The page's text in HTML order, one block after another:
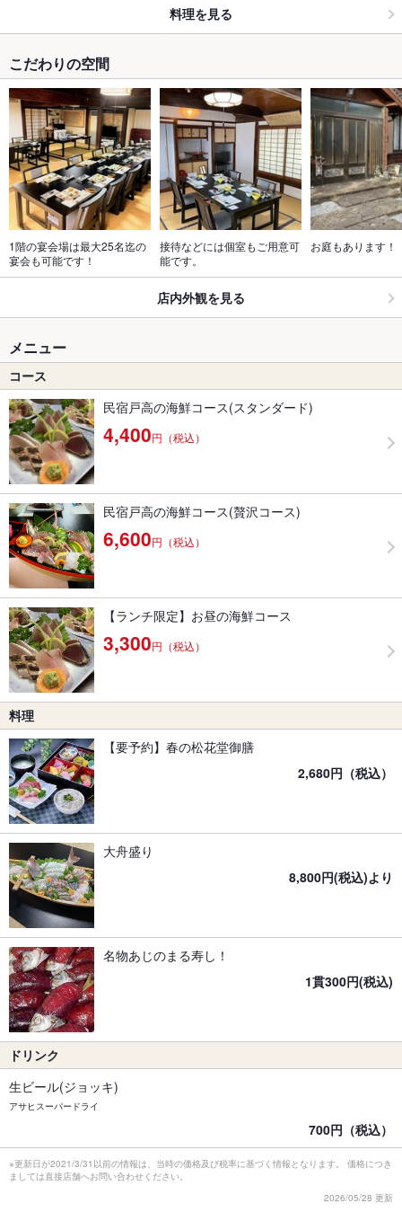
料理を見る
こだわりの空間
1階の宴会場は最大25名迄の
宴会も可能です！
接待などには個室もご用意可
能です。
お庭もあります！
店内外観を見る
メニュー
コース
民宿戸高の海鮮コース(スタンダード)
4,400円（税込）
民宿戸高の海鮮コース(贅沢コース)
6,600円（税込）
【ランチ限定】お昼の海鮮コース
3,300円（税込）
料理
【要予約】春の松花堂御膳
2,680円（税込）
大舟盛り
8,800円(税込)より
名物あじのまる寿し！
1貫300円(税込)
ドリンク
生ビール(ジョッキ)
アサヒスーパードライ
700円（税込）
※更新日が2021/3/31以前の情報は、当時の価格及び税率に基づく情報となります。 価格につき
ましては直接店舗へお問い合わせください。
2026/05/28 更新